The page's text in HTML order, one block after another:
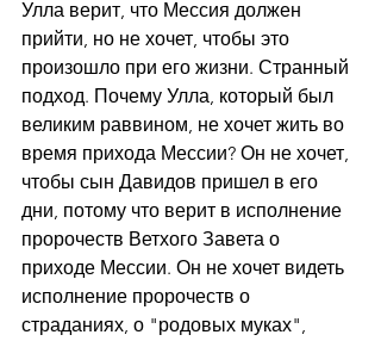
Улла верит, что Мессия должен
прийти, но не хочет, чтобы это
произошло при его жизни. Странный
подход. Почему Улла, который был
великим раввином, не хочет жить во
время прихода Мессии? Он не хочет,
чтобы сын Давидов пришел в его
дни, потому что верит в исполнение
пророчеств Ветхого Завета о
приходе Мессии. Он не хочет видеть
исполнение пророчеств о
страданиях, о "родовых муках",